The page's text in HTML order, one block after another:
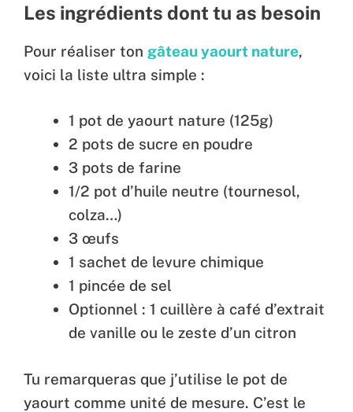
Les ingrédients dont tu as besoin
Pour réaliser ton gâteau yaourt nature,
voici la liste ultra simple :
1 pot de yaourt nature (125g)
2 pots de sucre en poudre
3 pots de farine
1/2 pot d’huile neutre (tournesol,
colza…)
3 œufs
1 sachet de levure chimique
1 pincée de sel
Optionnel : 1 cuillère à café d’extrait
de vanille ou le zeste d’un citron
Tu remarqueras que j’utilise le pot de
yaourt comme unité de mesure. C’est le